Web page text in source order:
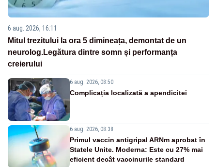
6 aug. 2026, 16:11
Mitul trezitului la ora 5 dimineața, demontat de un
neurolog.Legătura dintre somn și performanța
creierului
6 aug. 2026, 08:50
Complicația localizată a apendicitei
6 aug. 2026, 08:38
Primul vaccin antigripal ARNm aprobat în
Statele Unite. Moderna: Este cu 27% mai
eficient decât vaccinurile standard